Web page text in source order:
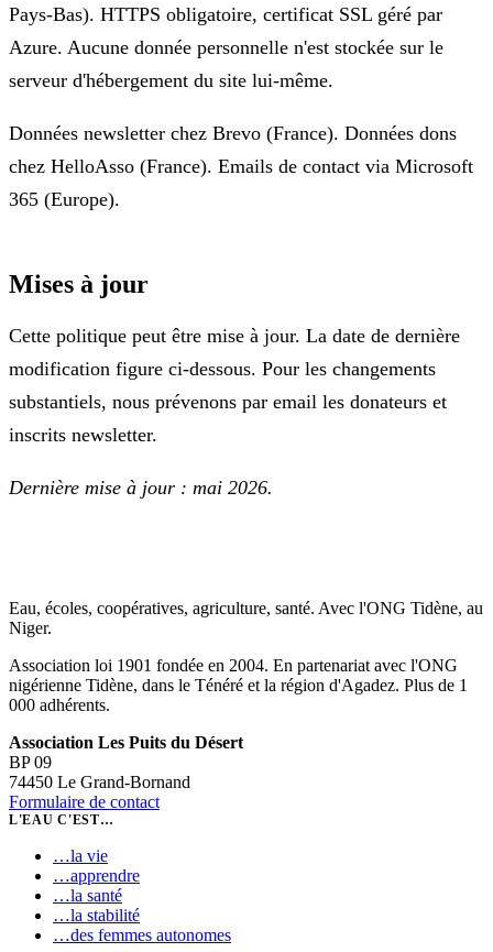
Pays-Bas). HTTPS obligatoire, certificat SSL géré par
Azure. Aucune donnée personnelle n'est stockée sur le
serveur d'hébergement du site lui-même.
Données newsletter chez Brevo (France). Données dons
chez HelloAsso (France). Emails de contact via Microsoft
365 (Europe).
Mises à jour
Cette politique peut être mise à jour. La date de dernière
modification figure ci-dessous. Pour les changements
substantiels, nous prévenons par email les donateurs et
inscrits newsletter.
Dernière mise à jour : mai 2026.
Eau, écoles, coopératives, agriculture, santé. Avec l'ONG Tidène, au
Niger.
Association loi 1901 fondée en 2004. En partenariat avec l'ONG
nigérienne Tidène, dans le Ténéré et la région d'Agadez. Plus de 1
000 adhérents.
Association Les Puits du Désert
BP 09
74450 Le Grand-Bornand
Formulaire de contact
L'EAU C'EST…
…la vie
…apprendre
…la santé
…la stabilité
…des femmes autonomes